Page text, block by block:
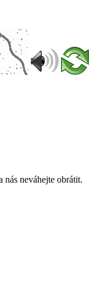
neváhejte obrátit.